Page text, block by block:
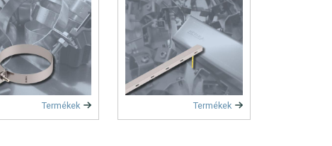
Termékek Termékek